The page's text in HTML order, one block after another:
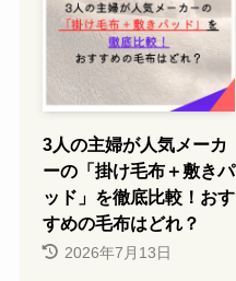
3人の主婦が人気メーカ
ーの「掛け毛布＋敷きパ
ッド」を徹底比較！おす
すめの毛布はどれ？
2026年7月13日